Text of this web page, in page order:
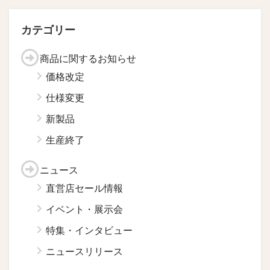
カテゴリー
商品に関するお知らせ
価格改定
仕様変更
新製品
生産終了
ニュース
直営店セール情報
イベント・展示会
特集・インタビュー
ニュースリリース